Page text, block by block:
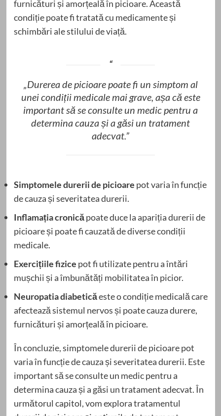
furnicături și amorțeală în picioare. Această
condiție poate fi tratată cu medicamente și
schimbări ale stilului de viață.
„Durerea de picioare poate fi un simptom al
unei condiții medicale mai grave, așa că este
important să se consulte un medic pentru a
determina cauza și a găsi un tratament
adecvat.”
Simptomele durerii de picioare pot varia în funcție
de cauza și severitatea durerii.
Inflamația cronicăpoate duce la apariția durerii de
picioare și poate fi cauzată de diverse condiții
medicale.
Exercițiile fizice pot fi utilizate pentru a întări
mușchii și a îmbunătăți mobilitatea în picior.
Neuropatia diabeticăeste o condiție medicală care
afectează sistemul nervos și poate cauza durere,
furnicături și amorțeală în picioare.
În concluzie, simptomele durerii de picioare pot
varia în funcție de cauza și severitatea durerii. Este
important să se consulte un medic pentru a
determina cauza și a găsi un tratament adecvat. În
următorul capitol, vom explora tratamentul